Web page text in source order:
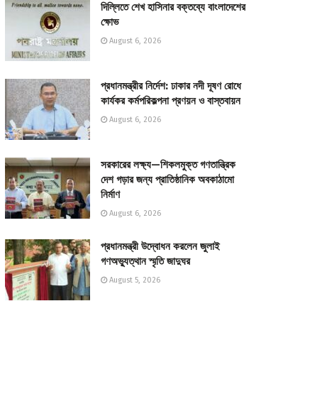
দিল্লিতে শেখ হাসিনার বক্তব্যে বাংলাদেশের
ক্ষোভ
August 6, 2026
প্রধানমন্ত্রীর নির্দেশ: ঢাকার নদী দূষণ রোধে
কার্যকর কর্মপরিকল্পনা প্রণয়ন ও বাস্তবায়ন
August 6, 2026
সরকারের লক্ষ্য—শিকলমুক্ত গণতান্ত্রিক
দেশ গড়ার জন্য প্রাতিষ্ঠানিক অবকাঠামো
নির্মাণ
August 6, 2026
প্রধানমন্ত্রী উদ্বোধন করলেন জুলাই
গণঅভ্যুত্থান স্মৃতি জাদুঘর
August 5, 2026